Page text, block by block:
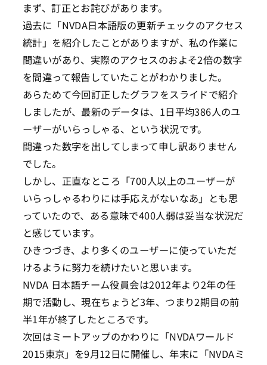
まず、訂正とお詫びがあります。
過去に「NVDA日本語版の更新チェックのアクセス
統計」を紹介したことがありますが、私の作業に
間違いがあり、実際のアクセスのおよそ2倍の数字
を間違って報告していたことがわかりました。
あらためて今回訂正したグラフをスライドで紹介
しましたが、最新のデータは、1日平均386人のユ
ーザーがいらっしゃる、という状況です。
間違った数字を出してしまって申し訳ありません
でした。
しかし、正直なところ「700人以上のユーザーが
いらっしゃるわりには手応えがないなあ」とも思
っていたので、ある意味で400人弱は妥当な状況だ
と感じています。
ひきつづき、より多くのユーザーに使っていただ
けるように努力を続けたいと思います。
NVDA 日本語チーム役員会は2012年より2年の任
期で活動し、現在ちょうど3年、つまり2期目の前
半1年が終了したところです。
次回はミートアップのかわりに「NVDAワールド
2015東京」を9月12日に開催し、年末に「NVDAミ